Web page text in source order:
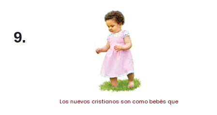
Los nuevos cristianos son como bebés que
9.